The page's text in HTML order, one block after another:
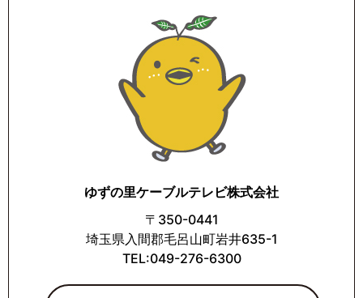
ゆずの里ケーブルテレビ株式会社
〒350-0441
埼玉県入間郡毛呂山町岩井635-1
TEL:049-276-6300